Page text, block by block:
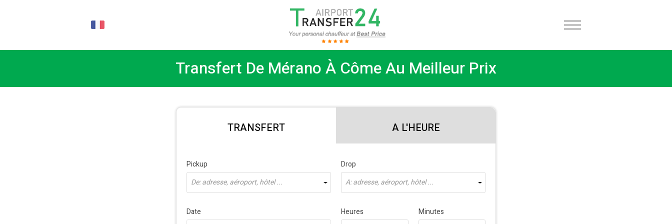
Transfert De Mérano À Côme Au Meilleur Prix
TRANSFERT A L'HEURE
Pickup
De: adresse, aéroport, hôtel ...
Drop
À: adresse, aéroport, hôtel ...
Date Heures Minutes